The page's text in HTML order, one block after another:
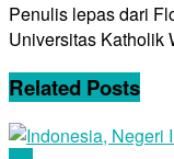
Penulis lepas dari
Universitas Katholik
Related Posts